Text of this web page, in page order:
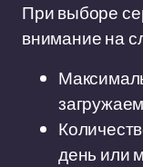
При выборе
внимание на
день или